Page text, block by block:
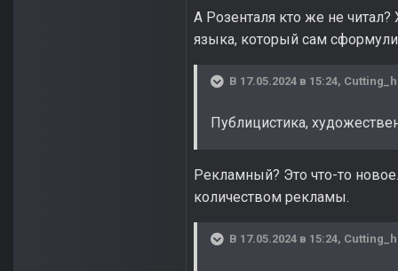
А Розенталя кто же не
языка, который сам
В 17.05.2024 в 15:24,
Публицистика,
Рекламный? Это что-то
количеством рекламы.
В 17.05.2024 в 15:24,